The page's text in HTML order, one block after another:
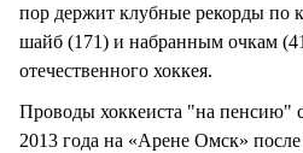
пор держит клубные рекорды по
шайб (171) и набранным очкам
отечественного хоккея.
Проводы хоккеиста "на пенсию"
2013 года на «Арене Омск»